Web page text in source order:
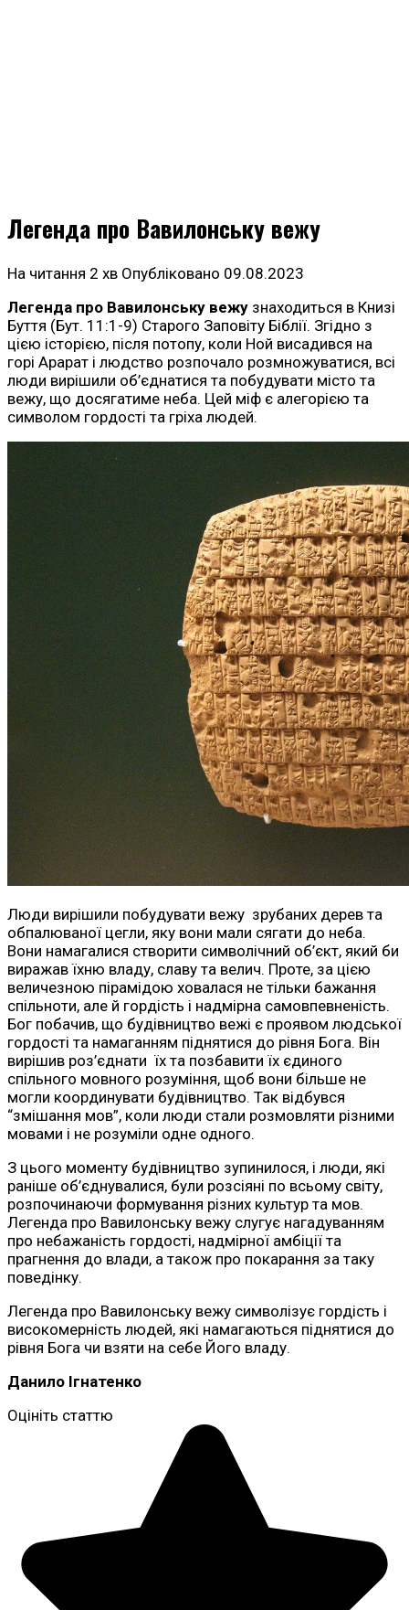
Легенда про Вавилонську вежу
На читання 2 хв Опубліковано 09.08.2023
Легенда про Вавилонську вежу знаходиться в Книзі
Буття (Бут. 11:1-9) Старого Заповіту Біблії. Згідно з
цією історією, після потопу, коли Ной висадився на
горі Арарат і людство розпочало розмножуватися, всі
люди вирішили об’єднатися та побудувати місто та
вежу, що досягатиме неба. Цей міф є алегорією та
символом гордості та гріха людей.
Люди вирішили побудувати вежу зрубаних дерев та
обпалюваної цегли, яку вони мали сягати до неба.
Вони намагалися створити символічний об’єкт, який би
виражав їхню владу, славу та велич. Проте, за цією
величезною пірамідою ховалася не тільки бажання
спільноти, але й гордість і надмірна самовпевненість.
Бог побачив, що будівництво вежі є проявом людської
гордості та намаганням піднятися до рівня Бога. Він
вирішив роз’єднати їх та позбавити їх єдиного
спільного мовного розуміння, щоб вони більше не
могли координувати будівництво. Так відбувся
“змішання мов”, коли люди стали розмовляти різними
мовами і не розуміли одне одного.
З цього моменту будівництво зупинилося, і люди, які
раніше об’єднувалися, були розсіяні по всьому світу,
розпочинаючи формування різних культур та мов.
Легенда про Вавилонську вежу слугує нагадуванням
про небажаність гордості, надмірної амбіції та
прагнення до влади, а також про покарання за таку
поведінку.
Легенда про Вавилонську вежу символізує гордість і
високомерність людей, які намагаються піднятися до
рівня Бога чи взяти на себе Його владу.
Данило Ігнатенко
Оцініть статтю